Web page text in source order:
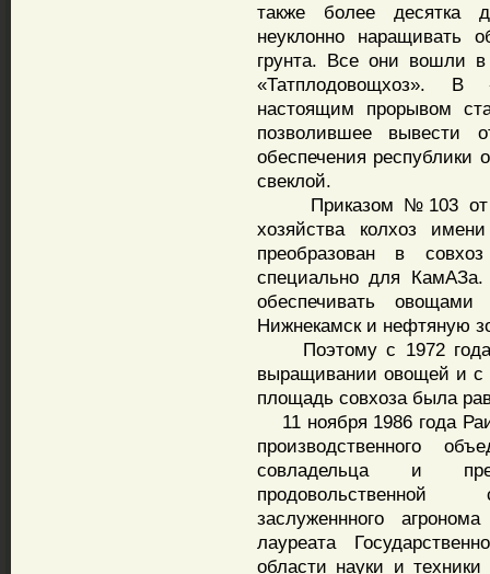
также более десятка
неуклонно наращивать
грунта. Все они вошли в
«Татплодовощхоз». В
настоящим прорывом
позволившее вывести
обеспечения республики
свеклой.
Приказом №103 от
хозяйства колхоз
преобразован в
специально для КамАЗа.
обеспечивать
Нижнекамск и нефтяную
Поэтому с 1972 года
выращивании овощей и с
площадь совхоза была
11 ноября 1986 года
производственного
совладельца и
продовольственной
заслуженнного
лауреата
области науки и